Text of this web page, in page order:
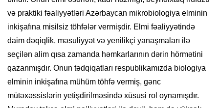
və praktiki fəaliyyətləri Azərbaycan mikrobiologiya elminin
inkişafına misilsiz töhfələr vermişdir. Elmi fəaliyyətində
daim dəqiqlik, məsuliyyət və yenilikçi yanaşmaları ilə
seçilən alim qısa zamanda həmkarlarının dərin hörmətini
qazanmışdır. Onun tədqiqatları respublikamızda biologiya
elminin inkişafına mühüm töhfə vermiş, gənc
mütəxəssislərin yetişdirilməsində xüsusi rol oynamışdır.